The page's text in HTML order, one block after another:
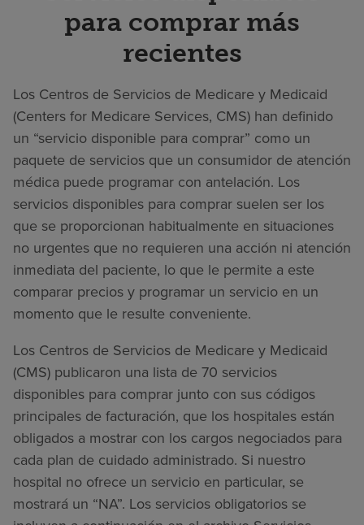
para comprar más
recientes
Los Centros de Servicios de Medicare y Medicaid
(Centers for Medicare Services, CMS) han definido
un “servicio disponible para comprar” como un
paquete de servicios que un consumidor de atención
médica puede programar con antelación. Los
servicios disponibles para comprar suelen ser los
que se proporcionan habitualmente en situaciones
no urgentes que no requieren una acción ni atención
inmediata del paciente, lo que le permite a este
comparar precios y programar un servicio en un
momento que le resulte conveniente.
Los Centros de Servicios de Medicare y Medicaid
(CMS) publicaron una lista de 70 servicios
disponibles para comprar junto con sus códigos
principales de facturación, que los hospitales están
obligados a mostrar con los cargos negociados para
cada plan de cuidado administrado. Si nuestro
hospital no ofrece un servicio en particular, se
mostrará un “NA”. Los servicios obligatorios se